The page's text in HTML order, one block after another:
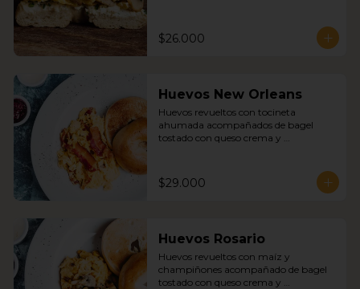
$26.000
Huevos New Orleans
Huevos revueltos con tocineta
ahumada acompañados de bagel
tostado con queso crema y
$29.000
Huevos Rosario
Huevos revueltos con maíz y
champiñones acompañado de bagel
tostado con queso crema y